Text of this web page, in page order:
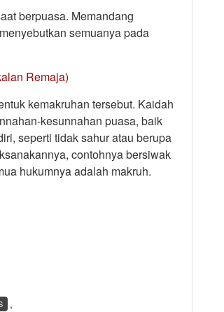
berpuasa. Memandang
semuanya pada
Remaja)
kemakruhan tersebut. Kaidah
kesunnahan puasa, baik
seperti tidak sahur atau berupa
contohnya bersiwak
hukumnya adalah makruh.
,